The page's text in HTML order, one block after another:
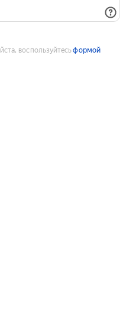
воспользуйтесьформой